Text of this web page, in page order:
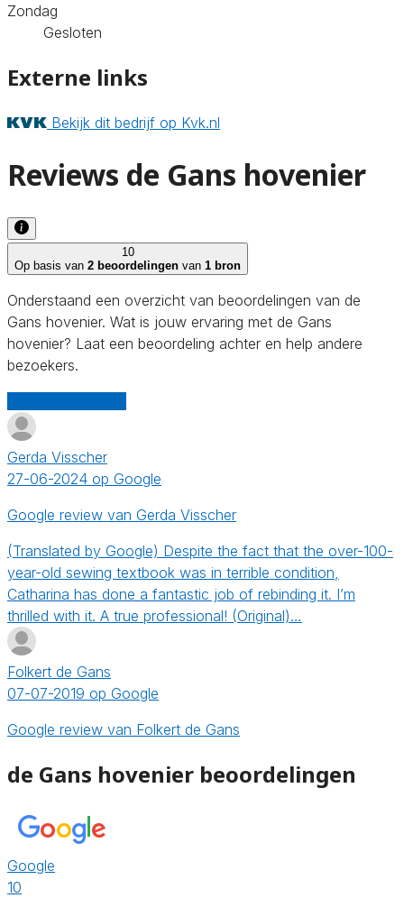
Zondag
Gesloten
Externe links
Bekijk dit bedrijf op Kvk.nl
Reviews de Gans hovenier
10
Op basis van 2 beoordelingen van 1 bron
Onderstaand een overzicht van beoordelingen van de
Gans hovenier. Wat is jouw ervaring met de Gans
hovenier? Laat een beoordeling achter en help andere
bezoekers.
Gerda Visscher
27-06-2024 op Google
Google review van Gerda Visscher
(Translated by Google) Despite the fact that the over-100-
year-old sewing textbook was in terrible condition,
Catharina has done a fantastic job of rebinding it. I’m
thrilled with it. A true professional! (Original)…
Folkert de Gans
07-07-2019 op Google
Google review van Folkert de Gans
de Gans hovenier beoordelingen
Google
10